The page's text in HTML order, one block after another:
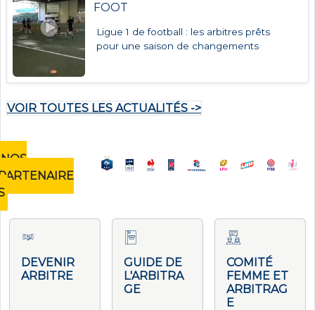
FOOT
Ligue 1 de football : les arbitres prêts
pour une saison de changements
VOIR TOUTES LES ACTUALITÉS ->
NOS
DEVENIR
ARBITRE
GUIDE DE
L'ARBITRA
GE
COMITÉ
FEMME ET
ARBITRAG
E